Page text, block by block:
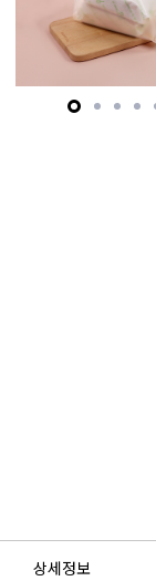
상세정보